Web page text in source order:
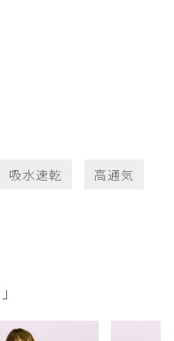
吸水速乾 高通気